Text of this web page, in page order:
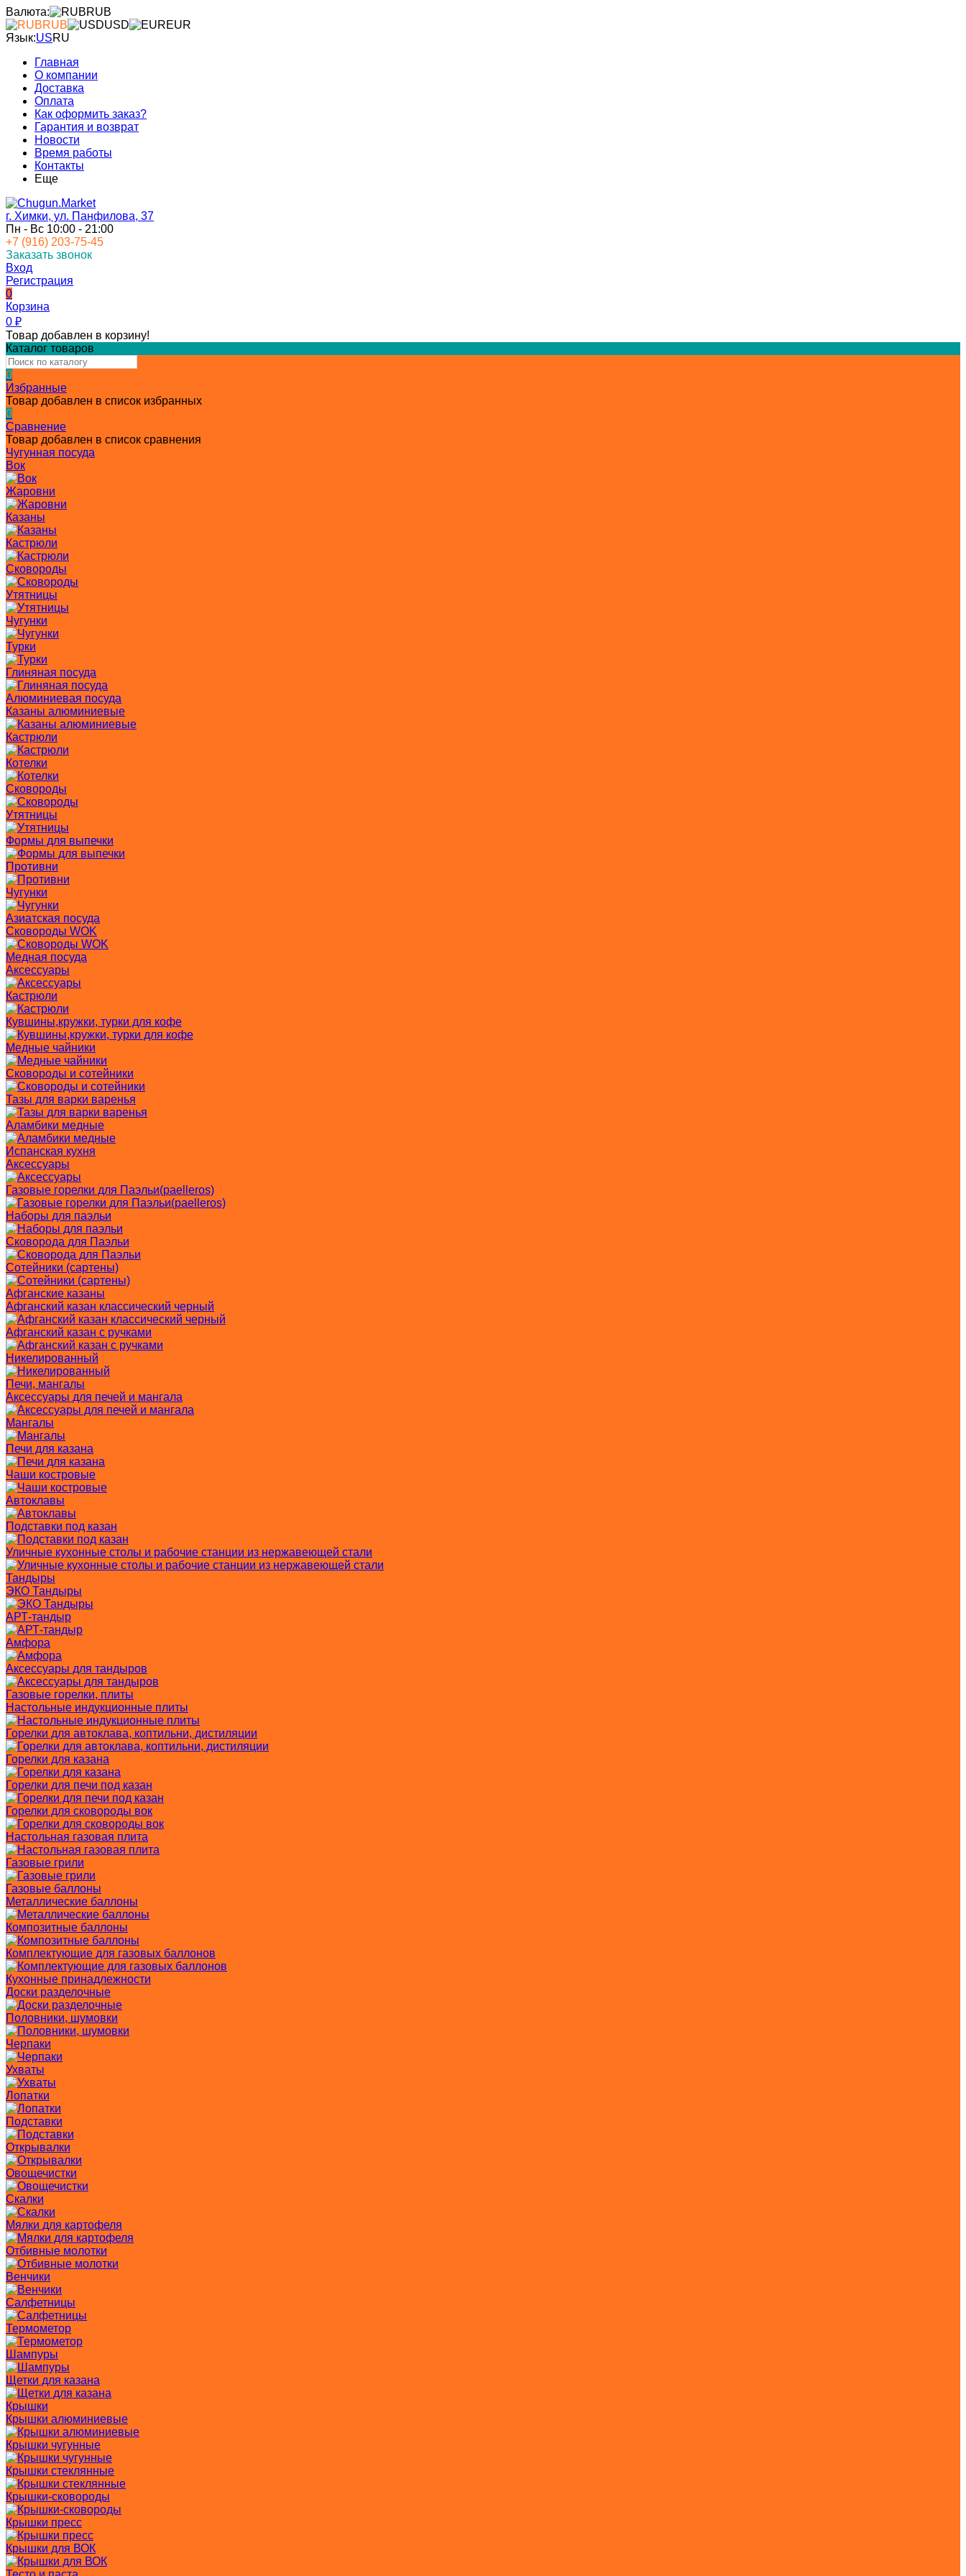
Валюта:
RUB
RUB
USD
EUR
Язык:USRU
Главная
О компании
Доставка
Оплата
Как оформить заказ?
Гарантия и возврат
Новости
Время работы
Контакты
Еще
г. Химки, ул. Панфилова, 37
Пн - Вс 10:00 - 21:00
+7 (916) 203-75-45
Заказать звонок
Вход
Регистрация
0
Корзина
0 ₽
Товар добавлен в корзину!
Каталог товаров
0
Избранные
Товар добавлен в список избранных
0
Сравнение
Товар добавлен в список сравнения
Чугунная посуда
Вок
Жаровни
Казаны
Кастрюли
Сковороды
Утятницы
Чугунки
Турки
Глиняная посуда
Алюминиевая посуда
Казаны алюминиевые
Кастрюли
Котелки
Сковороды
Утятницы
Формы для выпечки
Противни
Чугунки
Азиатская посуда
Сковороды WOK
Медная посуда
Аксессуары
Кастрюли
Кувшины,кружки, турки для кофе
Медные чайники
Сковороды и сотейники
Тазы для варки варенья
Аламбики медные
Испанская кухня
Аксессуары
Газовые горелки для Паэльи(paelleros)
Наборы для паэльи
Сковорода для Паэльи
Сотейники (сартены)
Афганские казаны
Афганский казан классический черный
Афганский казан с ручками
Никелированный
Печи, мангалы
Аксессуары для печей и мангала
Мангалы
Печи для казана
Чаши костровые
Автоклавы
Подставки под казан
Уличные кухонные столы и рабочие станции из нержавеющей стали
Тандыры
ЭКО Тандыры
АРТ-тандыр
Амфора
Аксессуары для тандыров
Газовые горелки, плиты
Настольные индукционные плиты
Горелки для автоклава, коптильни, дистиляции
Горелки для казана
Горелки для печи под казан
Горелки для сковороды вок
Настольная газовая плита
Газовые грили
Газовые баллоны
Металлические баллоны
Композитные баллоны
Комплектующие для газовых баллонов
Кухонные принадлежности
Доски разделочные
Половники, шумовки
Черпаки
Ухваты
Лопатки
Подставки
Открывалки
Овощечистки
Скалки
Мялки для картофеля
Отбивные молотки
Венчики
Салфетницы
Термометор
Шампуры
Щетки для казана
Крышки
Крышки алюминиевые
Крышки чугунные
Крышки стеклянные
Крышки-сковороды
Крышки пресс
Крышки для ВОК